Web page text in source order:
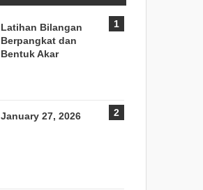
Latihan Bilangan
Berpangkat dan
Bentuk Akar
January 27, 2026